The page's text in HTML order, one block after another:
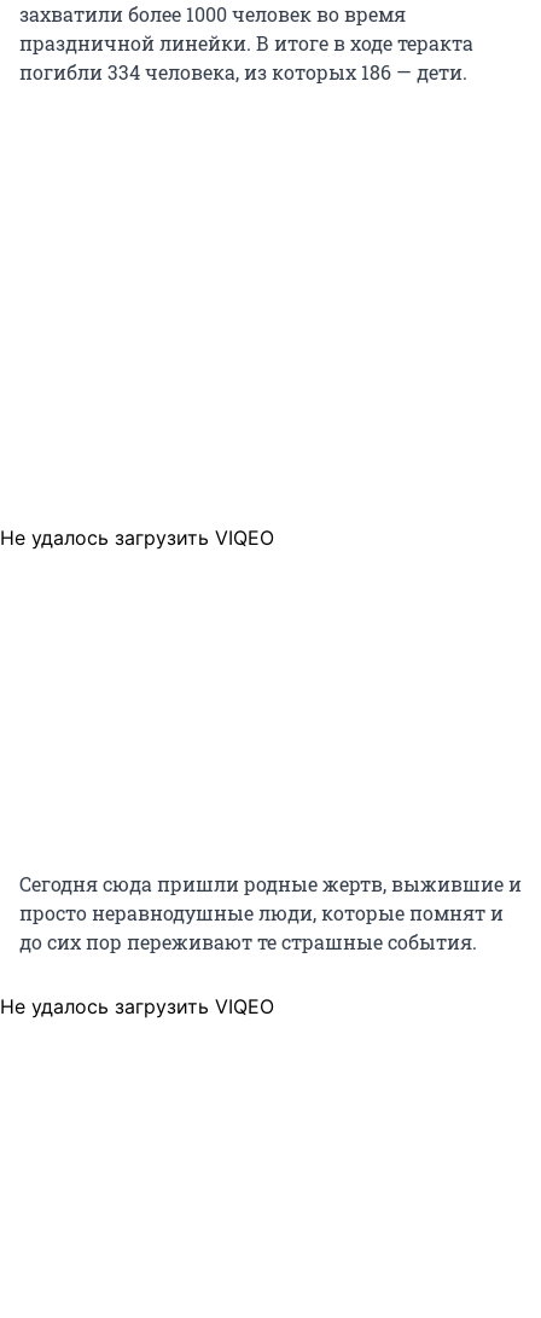
захватили более 1000 человек во время
праздничной линейки. В итоге в ходе теракта
погибли 334 человека, из которых 186 — дети.
Не удалось загрузить VIQEO
Сегодня сюда пришли родные жертв, выжившие и
просто неравнодушные люди, которые помнят и
до сих пор переживают те страшные события.
Не удалось загрузить VIQEO